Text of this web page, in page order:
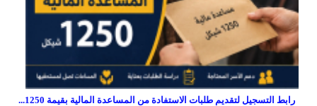
رابط التسجيل لتقديم طلبات الاستفادة من المساعدة المالية بقيمة 1250...